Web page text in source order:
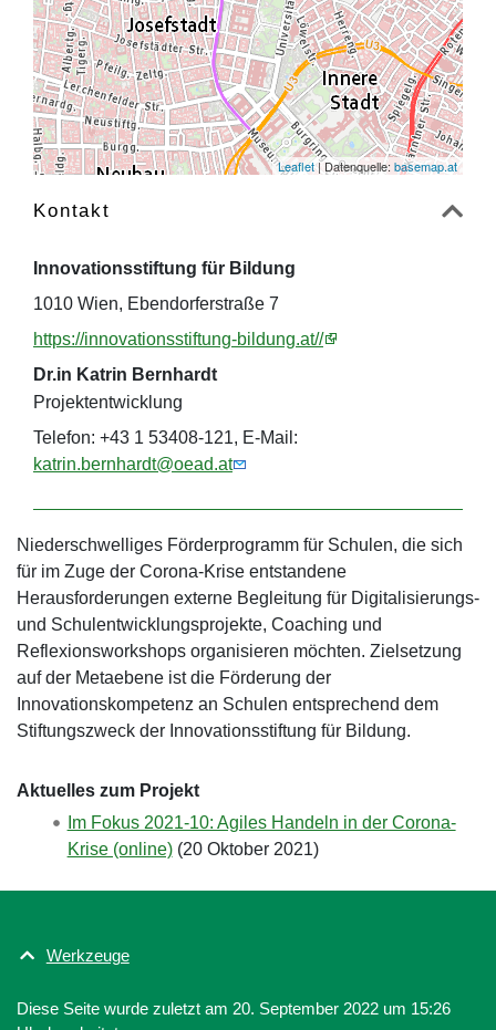
Leaflet | Datenquelle: basemap.at
Kontakt
Innovationsstiftung für Bildung
1010 Wien, Ebendorferstraße 7
https://innovationsstiftung-bildung.at//
Dr.in Katrin Bernhardt
Projektentwicklung
Telefon: +43 1 53408-121, E-Mail:
katrin.bernhardt@oead.at
Niederschwelliges Förderprogramm für Schulen, die sich
für im Zuge der Corona-Krise entstandene
Herausforderungen externe Begleitung für Digitalisierungs-
und Schulentwicklungsprojekte, Coaching und
Reflexionsworkshops organisieren möchten. Zielsetzung
auf der Metaebene ist die Förderung der
Innovationskompetenz an Schulen entsprechend dem
Stiftungszweck der Innovationsstiftung für Bildung.
Aktuelles zum Projekt
Im Fokus 2021-10: Agiles Handeln in der Corona-
Krise (online)(20 Oktober 2021)
Werkzeuge
Diese Seite wurde zuletzt am 20. September 2022 um 15:26